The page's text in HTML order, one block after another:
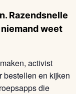
Razendsnelle
weet
activist
bestellen en kijken
die